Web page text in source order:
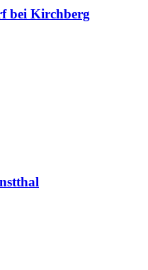
bei Kirchberg